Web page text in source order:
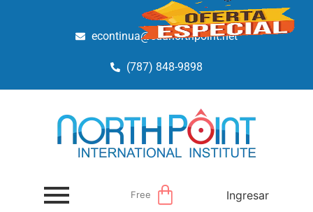
econtinua@edunorthpoint.net
(787) 848-9898
Free Ingresar